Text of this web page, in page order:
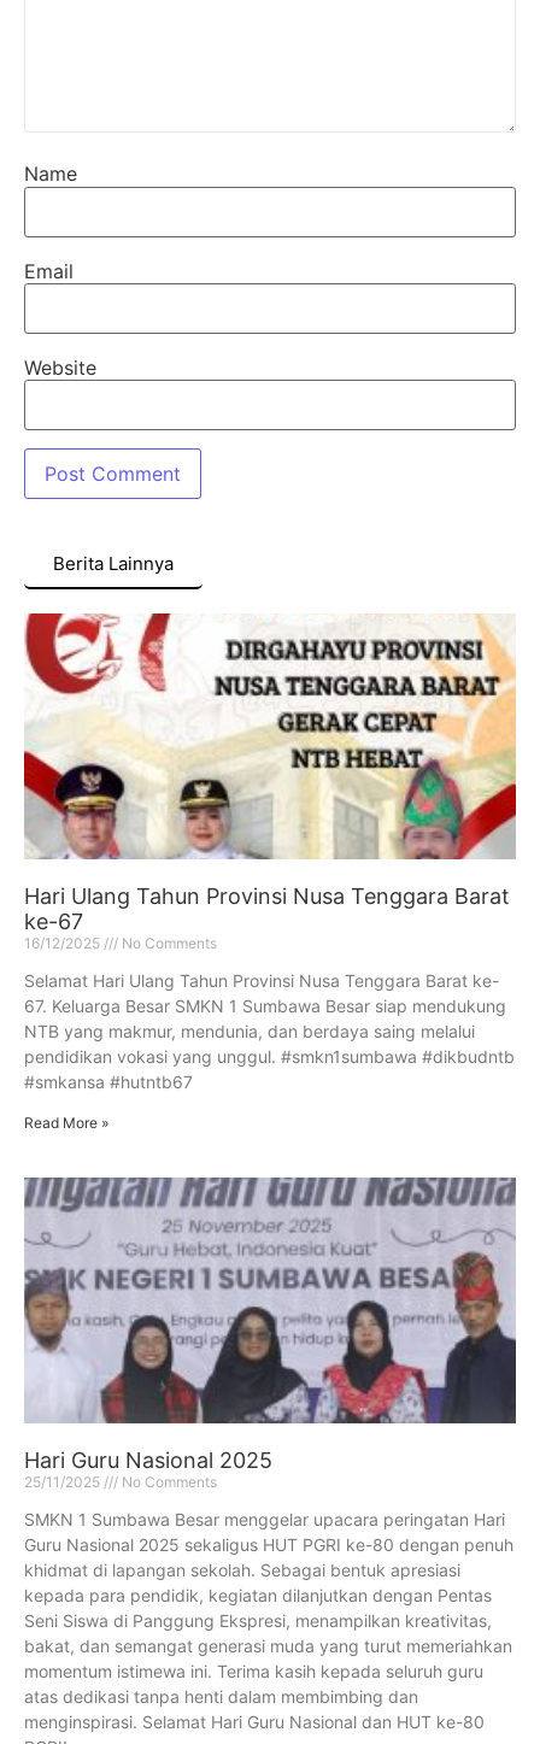
Name
Email
Website
Berita Lainnya
Hari Ulang Tahun Provinsi Nusa Tenggara Barat
ke-67
16/12/2025 No Comments
Selamat Hari Ulang Tahun Provinsi Nusa Tenggara Barat ke-
67. Keluarga Besar SMKN 1 Sumbawa Besar siap mendukung
NTB yang makmur, mendunia, dan berdaya saing melalui
pendidikan vokasi yang unggul. #smkn1sumbawa #dikbudntb
#smkansa #hutntb67
Read More »
Hari Guru Nasional 2025
25/11/2025 No Comments
SMKN 1 Sumbawa Besar menggelar upacara peringatan Hari
Guru Nasional 2025 sekaligus HUT PGRI ke-80 dengan penuh
khidmat di lapangan sekolah. Sebagai bentuk apresiasi
kepada para pendidik, kegiatan dilanjutkan dengan Pentas
Seni Siswa di Panggung Ekspresi, menampilkan kreativitas,
bakat, dan semangat generasi muda yang turut memeriahkan
momentum istimewa ini. Terima kasih kepada seluruh guru
atas dedikasi tanpa henti dalam membimbing dan
menginspirasi. Selamat Hari Guru Nasional dan HUT ke-80